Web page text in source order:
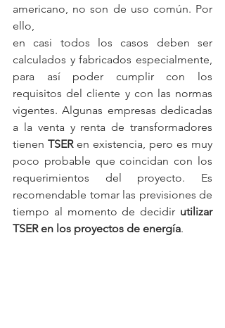
americano, no son de uso común. Por
ello,
en casi todos los casos deben ser
calculados y fabricados especialmente,
para así poder cumplir con los
requisitos del cliente y con las normas
vigentes. Algunas empresas dedicadas
a la venta y renta de transformadores
tienen TSER en existencia, pero es muy
poco probable que coincidan con los
requerimientos del proyecto. Es
recomendable tomar las previsiones de
tiempo al momento de decidir utilizar
TSER en los proyectos de energía.